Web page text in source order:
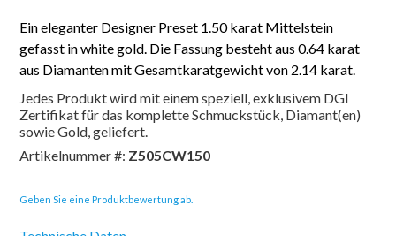
Ein eleganter Designer Preset 1.50 karat Mittelstein
gefasst in white gold. Die Fassung besteht aus 0.64 karat
aus Diamanten mit Gesamtkaratgewicht von 2.14 karat.
Jedes Produkt wird mit einem speziell, exklusivem DGI
Zertifikat für das komplette Schmuckstück, Diamant(en)
sowie Gold, geliefert.
Artikelnummer #: Z505CW150
Geben Sie eine Produktbewertung ab.